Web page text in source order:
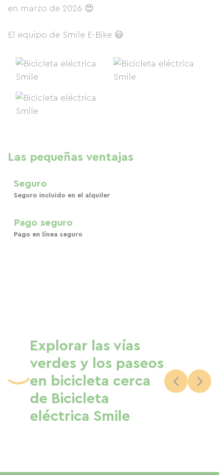
en marzo de 2026 😍
El equipo de Smile E-Bike 😃
Las pequeñas ventajas
Seguro
Seguro incluido en el alquiler
Pago seguro
Pago en línea seguro
Explorar las vías
verdes y los paseos
en bicicleta cerca
de Bicicleta
eléctrica Smile